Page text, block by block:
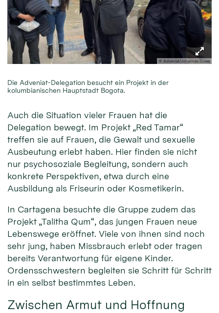
© Adveniat/Johannes Duwe
Die Adveniat-Delegation besucht ein Projekt in der
kolumbianischen Hauptstadt Bogota.
Auch die Situation vieler Frauen hat die
Delegation bewegt. Im Projekt „Red Tamar“
treffen sie auf Frauen, die Gewalt und sexuelle
Ausbeutung erlebt haben. Hier finden sie nicht
nur psychosoziale Begleitung, sondern auch
konkrete Perspektiven, etwa durch eine
Ausbildung als Friseurin oder Kosmetikerin.
In Cartagena besuchte die Gruppe zudem das
Projekt „Talitha Qum“, das jungen Frauen neue
Lebenswege eröffnet. Viele von ihnen sind noch
sehr jung, haben Missbrauch erlebt oder tragen
bereits Verantwortung für eigene Kinder.
Ordensschwestern begleiten sie Schritt für Schritt
in ein selbst bestimmtes Leben.
Zwischen Armut und Hoffnung